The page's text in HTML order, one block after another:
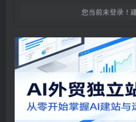
您当前未登录！